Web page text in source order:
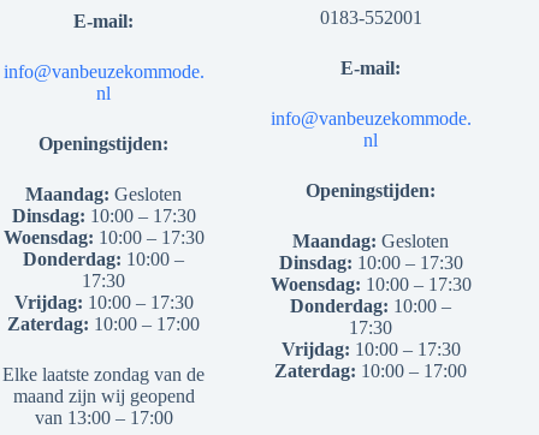
E-mail:
info@vanbeuzekommode.
nl
Openingstijden:
Maandag: Gesloten
Dinsdag: 10:00 – 17:30
Woensdag: 10:00 – 17:30
Donderdag: 10:00 –
17:30
Vrijdag: 10:00 – 17:30
Zaterdag: 10:00 – 17:00
Elke laatste zondag van de
maand zijn wij geopend
van 13:00 – 17:00
0183-552001
E-mail:
info@vanbeuzekommode.
nl
Openingstijden:
Maandag: Gesloten
Dinsdag: 10:00 – 17:30
Woensdag: 10:00 – 17:30
Donderdag: 10:00 –
17:30
Vrijdag: 10:00 – 17:30
Zaterdag: 10:00 – 17:00